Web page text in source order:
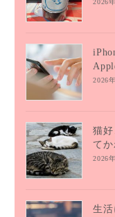
2026
2026
猫
てか
2026
生